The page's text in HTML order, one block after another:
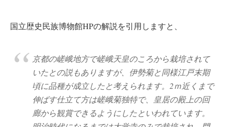
国立歴史民族博物館HPの解説を引用しますと、
京都の嵯峨地方で嵯峨天皇のころから栽培されて
いたとの説もありますが、伊勢菊と同様江戸末期
頃に品種が成立したと考えられます。2ｍ近くまで
伸ばす仕立て方は嵯峨菊独特で、皇居の殿上の回
廊から観賞できるようにしたといわれています。